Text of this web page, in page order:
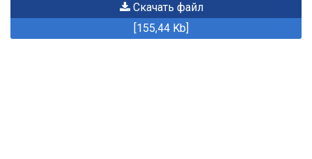
Скачать файл
[155,44 Kb]